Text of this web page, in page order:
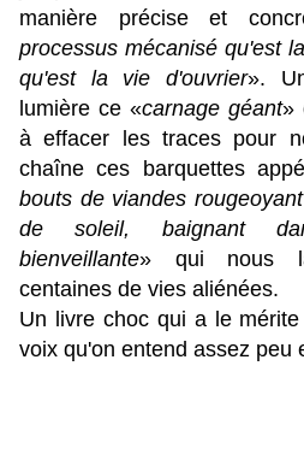
manière précise et
processus mécanisé qu'est
qu'est la vie d'ouvrier».
lumière ce «carnage géant»
à effacer les traces pour
chaîne ces barquettes
bouts de viandes
de soleil, baignant
bienveillante» qui nous
centaines de vies aliénées.
Un livre choc qui a le
voix qu'on entend assez peu